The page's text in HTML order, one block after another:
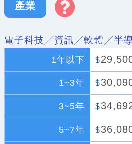
產業
電子科技╱資訊╱軟體╱半
1年以下 $
1~3年 $
3~5年 $
5~7年 $